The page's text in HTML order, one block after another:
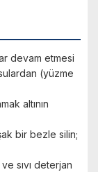
devam etmesi
(yüzme
altının
bir bezle silin;
ve sıvı deterjan